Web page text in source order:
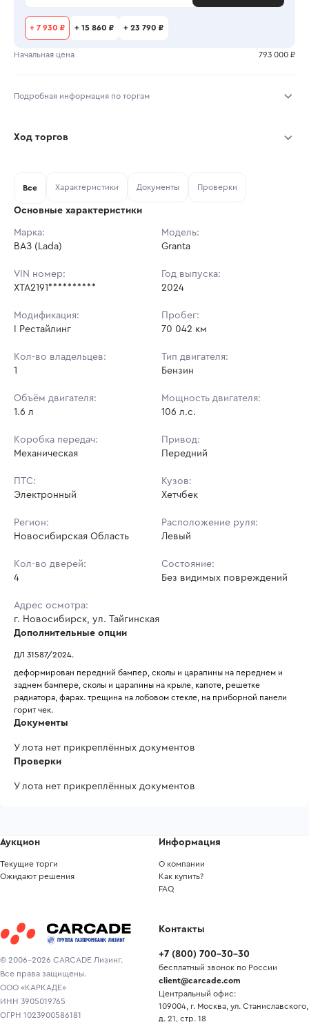
+ 7 930 ₽ + 15 860 ₽ + 23 790 ₽
Начальная цена 793 000 ₽
Подробная информация по торгам
Тип аукциона: Открытые торги
Шаг торгов: 7 930 ₽
Кол-во ставок:
Ход торгов
Ставок не найдено
в аукционах
Все Характеристики Документы Проверки
Основные характеристики
Марка:
ВАЗ (Lada)
Модель:
Granta
VIN номер:
XTA2191**********
Год выпуска:
2024
Модификация:
I Рестайлинг
Пробег:
70 042 км
Кол-во владельцев:
1
Тип двигателя:
Бензин
Объём двигателя:
1.6 л
Мощность двигателя:
106 л.с.
Коробка передач:
Механическая
Привод:
Передний
ПТС:
Электронный
Кузов:
Хетчбек
Регион:
Новосибирская Область
Расположение руля:
Левый
Кол-во дверей:
4
Состояние:
Без видимых повреждений
Адрес осмотра:
г. Новосибирск, ул. Тайгинская
Дополнительные опции
ДЛ 31587/2024.
деформирован передний бампер, сколы и царапины на переднем и
заднем бампере, сколы и царапины на крыле, капоте, решетке
радиатора, фарах. трещина на лобовом стекле, на приборной панели
горит чек.
Документы
У лота нет прикреплённых документов
Проверки
У лота нет прикреплённых документов
© 2006-2026 CARCADE Лизинг.
Все права защищены.
ООО «КАРКАДЕ»
ИНН 3905019765
ОГРН 1023900586181
Аукцион
Текущие торги
Ожидают решения
Информация
О компании
Как купить?
FAQ
Контакты
+7 (800) 700-30-30
бесплатный звонок по России
client@carcade.com
Центральный офис:
109004, г. Москва, ул. Станиславского,
д. 21, стр. 18